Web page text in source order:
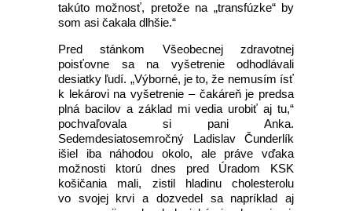
takúto možnosť, pretože na „transfúzke“ by
som asi čakala dlhšie.“
Pred stánkom Všeobecnej zdravotnej
poisťovne sa na vyšetrenie odhodlávali
desiatky ľudí. „Výborné, je to, že nemusím ísť
k lekárovi na vyšetrenie – čakáreň je predsa
plná bacilov a základ mi vedia urobiť aj tu,“
pochvaľovala si pani Anka.
Sedemdesiatosemročný Ladislav Čunderlík
išiel iba náhodou okolo, ale práve vďaka
možnosti ktorú dnes pred Úradom KSK
košičania mali, zistil hladinu cholesterolu
vo svojej krvi a dozvedel sa napríklad aj